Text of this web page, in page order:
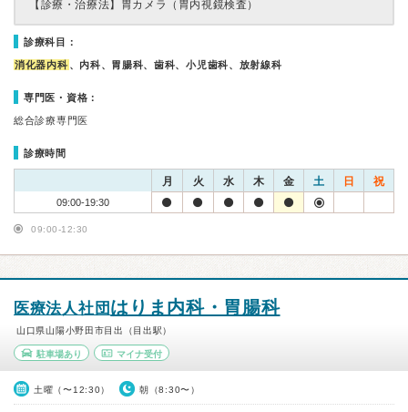
【診療・治療法】 胃カメラ（胃内視鏡検査）
診療科目：
消化器内科 、内科、胃腸科、歯科、小児歯科、放射線科
専門医・資格：
総合診療専門医
診療時間
月 火 水 木 金 土 日 祝
09:00-19:30
09:00-12:30
医療法人社団 はりま内科・胃腸科
山口県山陽小野田市目出（目出駅）
駐車場あり マイナ受付
土曜（〜12:30） 朝（8:30〜）